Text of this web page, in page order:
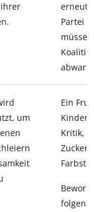
erneut
Partei
um
Ein
Kinder
Kritik,
Zucker